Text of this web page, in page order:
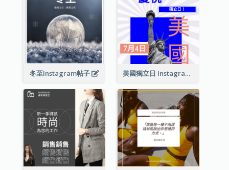
冬至Instagram帖子 美國獨立日 Instagram 帖子